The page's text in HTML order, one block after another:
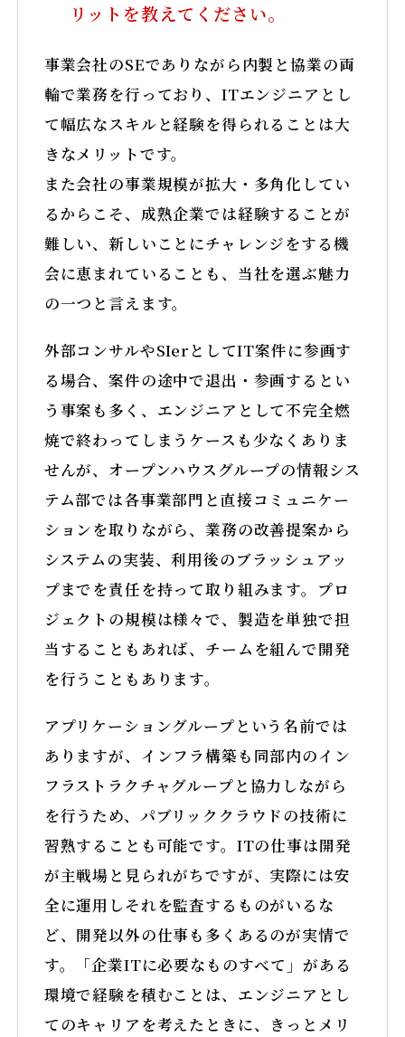
リットを教えてください。
事業会社のSEでありながら内製と協業の両
輪で業務を行っており、ITエンジニアとし
て幅広なスキルと経験を得られることは大
きなメリットです。
また会社の事業規模が拡大・多角化してい
るからこそ、成熟企業では経験することが
難しい、新しいことにチャレンジをする機
会に恵まれていることも、当社を選ぶ魅力
の一つと言えます。
外部コンサルやSIerとしてIT案件に参画す
る場合、案件の途中で退出・参画するとい
う事案も多く、エンジニアとして不完全燃
焼で終わってしまうケースも少なくありま
せんが、オープンハウスグループの情報シス
テム部では各事業部門と直接コミュニケー
ションを取りながら、業務の改善提案から
システムの実装、利用後のブラッシュアッ
プまでを責任を持って取り組みます。プロ
ジェクトの規模は様々で、製造を単独で担
当することもあれば、チームを組んで開発
を行うこともあります。
アプリケーショングループという名前では
ありますが、インフラ構築も同部内のイン
フラストラクチャグループと協力しながら
を行うため、パブリッククラウドの技術に
習熟することも可能です。ITの仕事は開発
が主戦場と見られがちですが、実際には安
全に運用しそれを監査するものがいるな
ど、開発以外の仕事も多くあるのが実情で
す。「企業ITに必要なものすべて」がある
環境で経験を積むことは、エンジニアとし
てのキャリアを考えたときに、きっとメリ